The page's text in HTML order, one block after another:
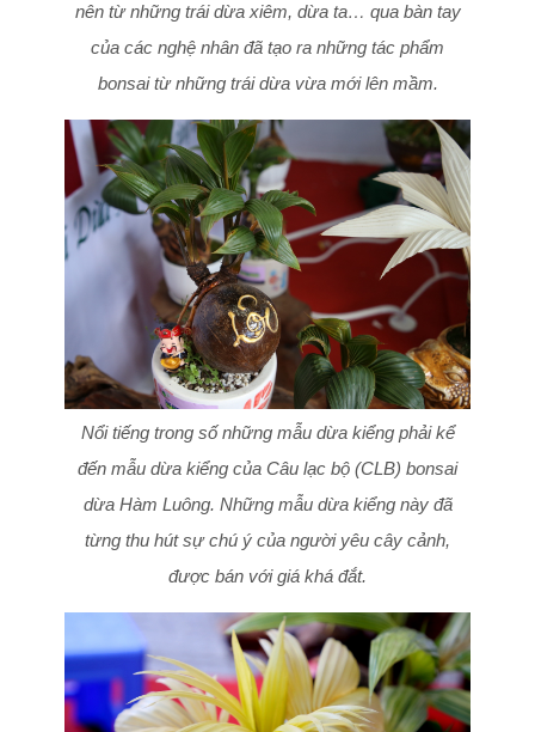
nên từ những trái dừa xiêm, dừa ta… qua bàn tay
của các nghệ nhân đã tạo ra những tác phẩm
bonsai từ những trái dừa vừa mới lên mầm.
Nổi tiếng trong số những mẫu dừa kiểng phải kể
đến mẫu dừa kiểng của Câu lạc bộ (CLB) bonsai
dừa Hàm Luông. Những mẫu dừa kiểng này đã
từng thu hút sự chú ý của người yêu cây cảnh,
được bán với giá khá đắt.